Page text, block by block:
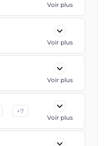
Voir plus
Voir plus
Voir plus
+7
Voir plus